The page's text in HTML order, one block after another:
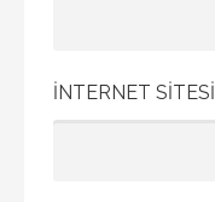
İNTERNET SITESI